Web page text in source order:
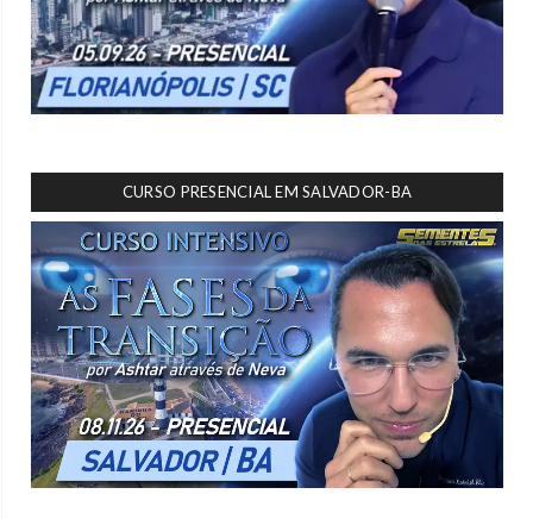
CURSO PRESENCIAL EM SALVADOR-BA